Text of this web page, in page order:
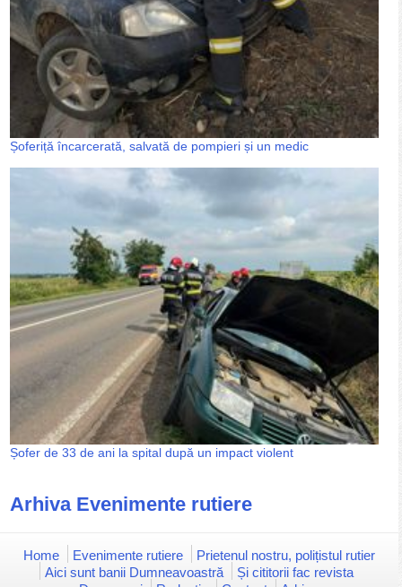
Șoferiță încarcerată, salvată de pompieri și un medic
Șofer de 33 de ani la spital după un impact violent
Arhiva Evenimente rutiere
Home Evenimente rutiere
Prietenul nostru, polițistul rutier
Aici sunt banii Dumneavoastră
Și cititorii fac revista